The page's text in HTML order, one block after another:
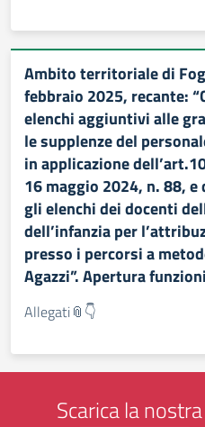
Ambito territoriale di
febbraio 2025, recante:
elenchi aggiuntivi alle
le supplenze del
in applicazione
16 maggio 2024, n. 88,
gli elenchi dei docenti
dell’infanzia per
presso i percorsi a
Agazzi”. Apertura
Allegati📎👇
Scarica la